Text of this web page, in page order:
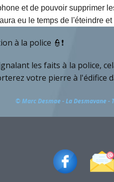
et de pouvoir supprimer
eu le temps de l'éteindre
à la police 👮❗
les faits à la police,
votre pierre à l'édifice
© Marc Desmae - La Desmavane -